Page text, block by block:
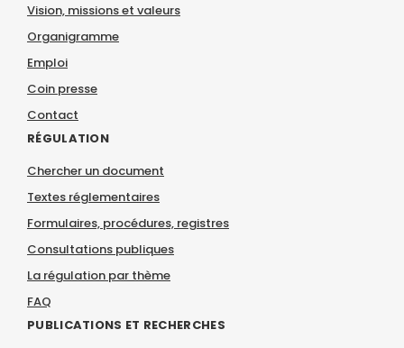
Vision, missions et valeurs
Organigramme
Emploi
Coin presse
Contact
RÉGULATION
Chercher un document
Textes réglementaires
Formulaires, procédures, registres
Consultations publiques
La régulation par thème
FAQ
PUBLICATIONS ET RECHERCHES